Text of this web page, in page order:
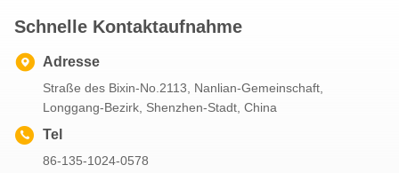
Schnelle Kontaktaufnahme
Adresse
Straße des Bixin-No.2113, Nanlian-Gemeinschaft,
Longgang-Bezirk, Shenzhen-Stadt, China
Tel
86-135-1024-0578